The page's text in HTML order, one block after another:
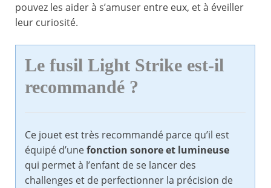
pouvez les aider à s’amuser entre eux, et à éveiller
leur curiosité.
Le fusil Light Strike est-il
recommandé ?
Ce jouet est très recommandé parce qu’il est
équipé d’unefonction sonore et lumineuse
qui permet à l’enfant de se lancer des
challenges et de perfectionner la précision de